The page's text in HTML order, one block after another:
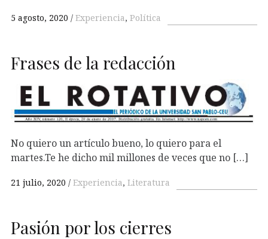
5 agosto, 2020 Experiencia, Política
Frases de la redacción
No quiero un artículo bueno, lo quiero para el
martes.Te he dicho mil millones de veces que no […]
21 julio, 2020 Experiencia, Literatura
Pasión por los cierres